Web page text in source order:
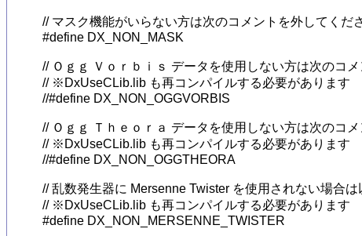
// マスク機能がいらない方は次のコメントを外してくだ
#define DX_NON_MASK
// Ｏｇｇ Ｖｏｒｂｉｓ データを使用しない方は次のコ
// ※DxUseCLib.lib も再コンパイルする必要があります
//#define DX_NON_OGGVORBIS
// Ｏｇｇ Ｔｈｅｏｒａ データを使用しない方は次のコ
// ※DxUseCLib.lib も再コンパイルする必要があります
//#define DX_NON_OGGTHEORA
// 乱数発生器に Mersenne Twister を使用されない場合
// ※DxUseCLib.lib も再コンパイルする必要があります
#define DX_NON_MERSENNE_TWISTER